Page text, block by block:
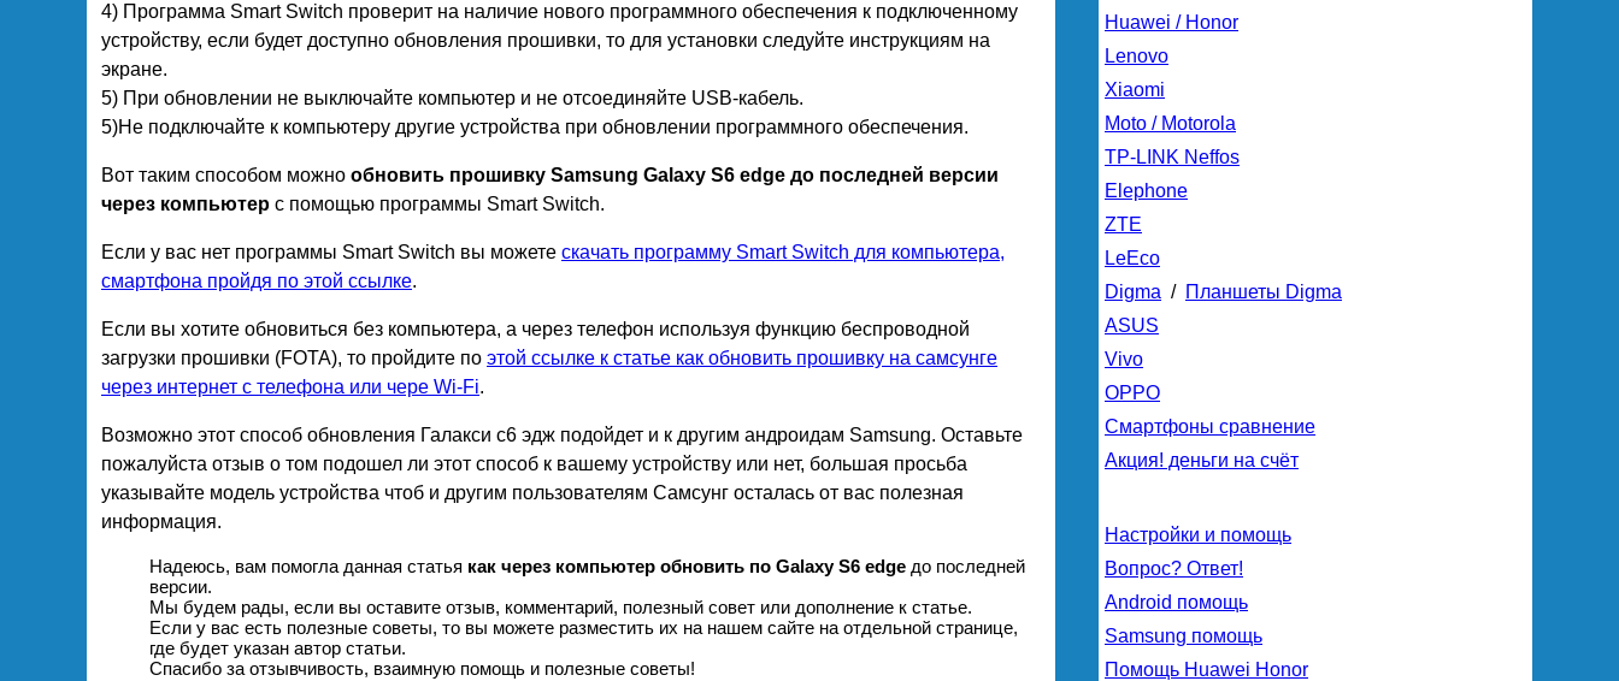
4) Программа Smart Switch проверит на наличие нового программного обеспечения к подключенному
устройству, если будет доступно обновления прошивки, то для установки следуйте инструкциям на
экране.
5) При обновлении не выключайте компьютер и не отсоединяйте USB-кабель.
5)Не подключайте к компьютеру другие устройства при обновлении программного обеспечения.
Вот таким способом можно обновить прошивку Samsung Galaxy S6 edge до последней версии
через компьютер с помощью программы Smart Switch.
Если у вас нет программы Smart Switch вы можете скачать программу Smart Switch для компьютера,
смартфона пройдя по этой ссылке.
Если вы хотите обновиться без компьютера, а через телефон используя функцию беспроводной
загрузки прошивки (FOTA), то пройдите по этой ссылке к статье как обновить прошивку на самсунге
через интернет с телефона или чере Wi-Fi.
Возможно этот способ обновления Галакси с6 эдж подойдет и к другим андроидам Samsung. Оставьте
пожалуйста отзыв о том подошел ли этот способ к вашему устройству или нет, большая просьба
указывайте модель устройства чтоб и другим пользователям Самсунг осталась от вас полезная
информация.
Надеюсь, вам помогла данная статья как через компьютер обновить по Galaxy S6 edge до последней
версии.
Мы будем рады, если вы оставите отзыв, комментарий, полезный совет или дополнение к статье.
Если у вас есть полезные советы, то вы можете разместить их на нашем сайте на отдельной странице,
где будет указан автор статьи.
Спасибо за отзывчивость, взаимную помощь и полезные советы!
Huawei / Honor
Lenovo
Xiaomi
Moto / Motorola
TP-LINK Neffos
Elephone
ZTE
LeEco
Digma / Планшеты Digma
ASUS
Vivo
OPPO
Смартфоны сравнение
Акция! деньги на счёт
Настройки и помощь
Вопрос? Ответ!
Android помощь
Samsung помощь
Помощь Huawei Honor